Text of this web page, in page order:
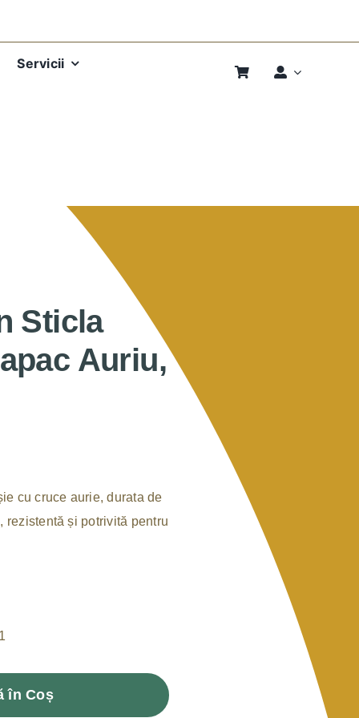
Servicii
Sticla
Auriu,
cu cruce aurie, durata de
rezistentă și potrivită pentru
Candela
dinîn Coș